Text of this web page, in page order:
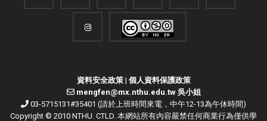
資料安全政策| 個人資料保護政策
mengfen@mx.nthu.edu.tw 吳小姐
03-5715131#35401 (請於上班時間來電，中午12-13為午休時間)
Copyright © 2010 NTHU. CTLD. 本網站所有內容嚴禁任何商業行為僅供學